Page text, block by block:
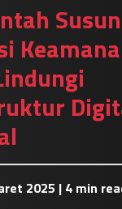
Susun
2025 | 4 min